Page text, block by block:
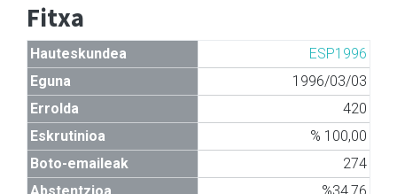
Fitxa
Hauteskundea
ESP1996
Eguna
1996/03/03
Errolda
420
Eskrutinioa
% 100,00
Boto-emaileak
274